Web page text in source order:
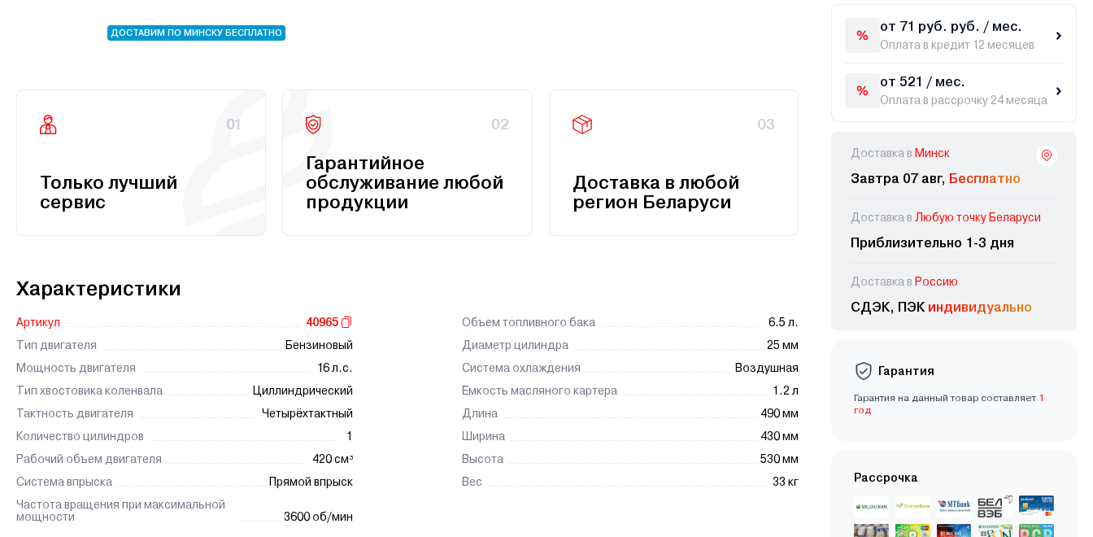
ДОСТАВИМ ПО МИНСКУ БЕСПЛАТНО
01
Только лучший
сервис
02
Гарантийное
обслуживание любой
продукции
03
Доставка в любой
регион Беларуси
Характеристики
Артикул
40965
Тип двигателя
Бензиновый
Мощность двигателя
16 л.с.
Тип хвостовика коленвала
Циллиндрический
Тактность двигателя
Четырёхтактный
Количество цилиндров
1
Рабочий объем двигателя
420 см³
Система впрыска
Прямой впрыск
Частота вращения при максимальной
мощности
3600 об/мин
Объем топливного бака
6.5 л.
Диаметр цилиндра
25 мм
Система охлаждения
Воздушная
Емкость масляного картера
1.2 л
Длина
490 мм
Ширина
430 мм
Высота
530 мм
Вес
33 кг
от 71 руб. руб. / мес.
Оплата в кредит 12 месяцев
от 521 / мес.
Оплата в рассрочку 24 месяца
Доставка в Минск
Завтра 07 авг, Бесплатно
Доставка в Любую точку Беларуси
Приблизительно 1-3 дня
Доставка в Россию
СДЭК, ПЭК индивидуально
Гарантия
Гарантия на данный товар составляет 1
год
Рассрочка